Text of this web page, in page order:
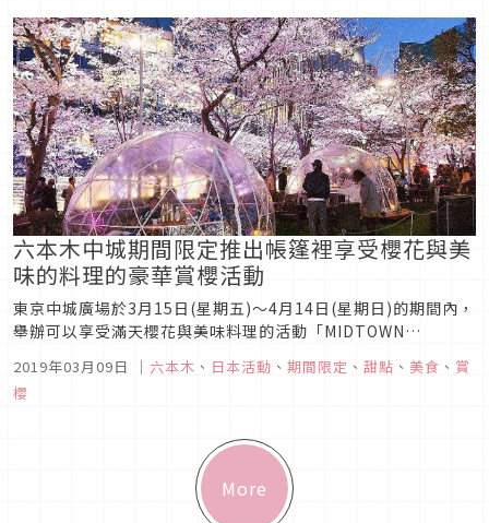
六本木中城期間限定推出帳篷裡享受櫻花與美
味的料理的豪華賞櫻活動
東京中城廣場於3月15日(星期五)～4月14日(星期日)的期間內，
舉辦可以享受滿天櫻花與美味料理的活動「MIDTOWN
12屆的本活動，推出了限期舉辦的戶外交誼區「CHANDON
Blossom Lounge(酩悅香檳櫻花交誼區)」！活...
2019年03月09日 ｜ 六本木 、 日本活動 、 期間限定 、 甜點 、 美食 、 賞
櫻
More